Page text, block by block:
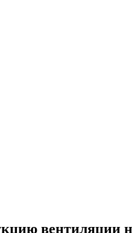
вентиляции